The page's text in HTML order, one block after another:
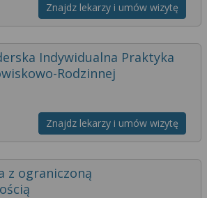
Znajdz lekarzy i umów wizytę
Indywidualna Praktyka
Rodzinnej
Znajdz lekarzy i umów wizytę
z ograniczoną